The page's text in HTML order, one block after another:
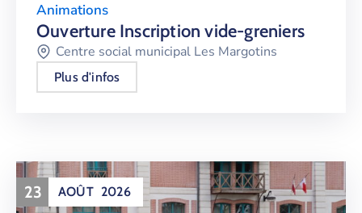
Animations
Ouverture Inscription vide-greniers
Centre social municipal Les Margotins
Plus d'infos
23 AOÛT 2026